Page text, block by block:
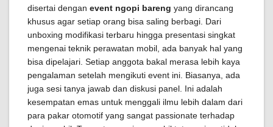
disertai dengan event ngopi bareng yang dirancang
khusus agar setiap orang bisa saling berbagi. Dari
unboxing modifikasi terbaru hingga presentasi singkat
mengenai teknik perawatan mobil, ada banyak hal yang
bisa dipelajari. Setiap anggota bakal merasa lebih kaya
pengalaman setelah mengikuti event ini. Biasanya, ada
juga sesi tanya jawab dan diskusi panel. Ini adalah
kesempatan emas untuk menggali ilmu lebih dalam dari
para pakar otomotif yang sangat passionate terhadap